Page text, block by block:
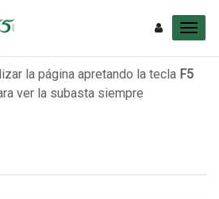
la página apretando la tecla F5
ver la subasta siempre